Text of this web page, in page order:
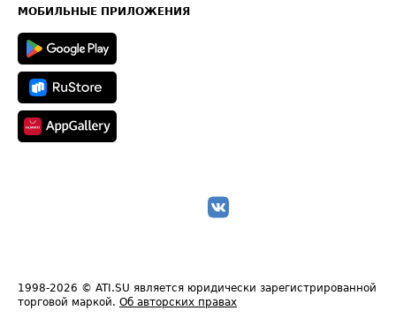
Техническая информация
МОБИЛЬНЫЕ ПРИЛОЖЕНИЯ
1998-2026 © ATI.SU является юридически зарегистрированной
торговой маркой. Об авторских правах